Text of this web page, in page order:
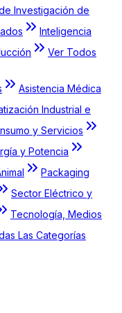
Investigación de
Inteligencia
Ver Todos
Asistencia Médica
Industrial e
y Servicios
y Potencia
Packaging
Sector Eléctrico y
Tecnología, Medios
Las Categorías